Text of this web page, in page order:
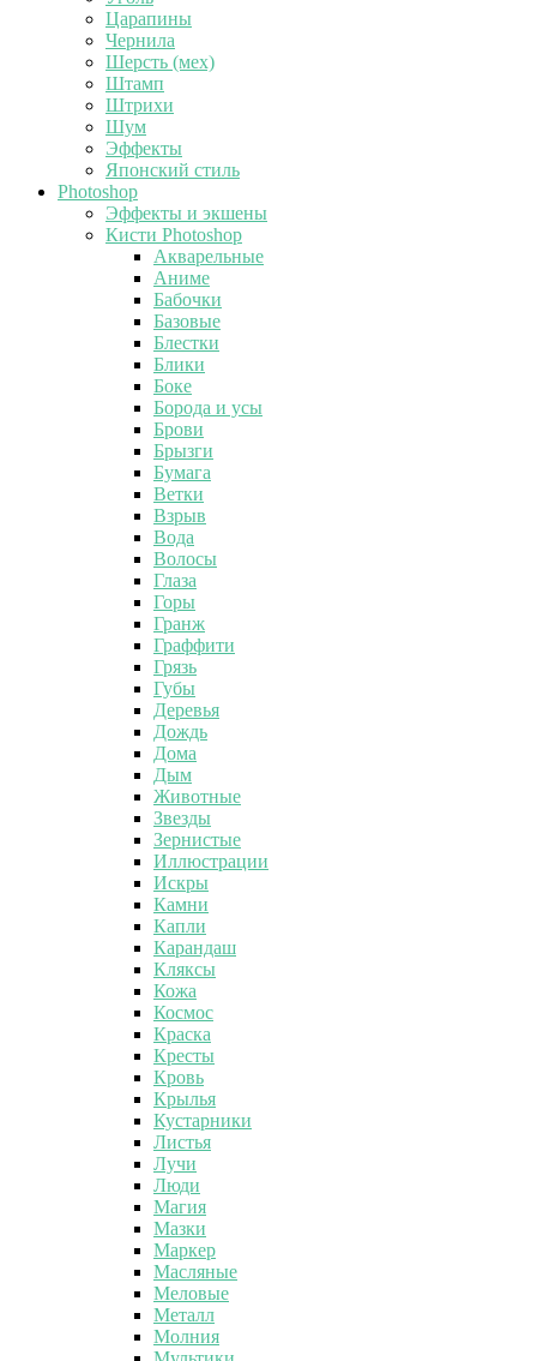
Царапины
Чернила
Шерсть (мех)
Штамп
Штрихи
Шум
Эффекты
Японский стиль
Photoshop
Эффекты и экшены
Кисти Photoshop
Акварельные
Аниме
Бабочки
Базовые
Блестки
Блики
Боке
Борода и усы
Брови
Брызги
Бумага
Ветки
Взрыв
Вода
Волосы
Глаза
Горы
Гранж
Граффити
Грязь
Губы
Деревья
Дождь
Дома
Дым
Животные
Звезды
Зернистые
Иллюстрации
Искры
Камни
Капли
Карандаш
Кляксы
Кожа
Космос
Краска
Кресты
Кровь
Крылья
Кустарники
Листья
Лучи
Люди
Магия
Мазки
Маркер
Масляные
Меловые
Металл
Молния